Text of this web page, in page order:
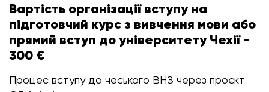
Вартість організації вступу на
підготовчий курс з вивчення мови або
прямий вступ до університету Чехії -
300 €
Процес вступу до чеського ВНЗ через проєкт